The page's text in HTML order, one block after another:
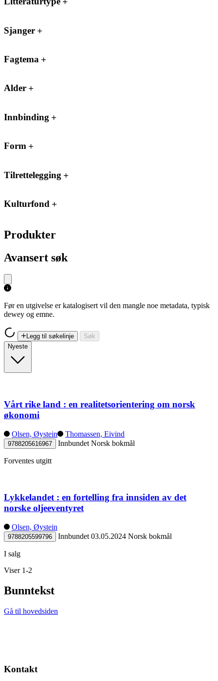
Sjanger
Fagtema
Alder
Innbinding
Form
Tilrettelegging
Kulturfond
Produkter
Avansert søk
Før en utgivelse er katalogisert vil den mangle noe metadata, typisk
dewey og emne.
Legg til søkelinje
Søk
Nyeste
Vårt rike land : en realitetsorientering om norsk
økonomi
Olsen, Øystein Thomassen, Eivind
9788205616967 Innbundet Norsk bokmål
Forventes utgitt
Lykkelandet : en fortelling fra innsiden av det
norske oljeeventyret
Olsen, Øystein
9788205599796 Innbundet 03.05.2024 Norsk bokmål
I salg
Viser 1-2
Bunntekst
Gå til hovedsiden
Kontakt